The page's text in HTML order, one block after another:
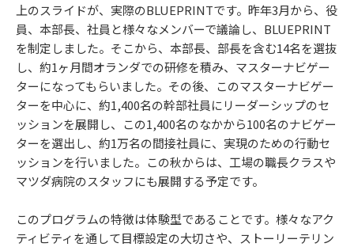
上のスライドが、実際のBLUEPRINTです。昨年3月から、役
員、本部長、社員と様々なメンバーで議論し、BLUEPRINT
を制定しました。そこから、本部長、部長を含む14名を選抜
し、約1ヶ月間オランダでの研修を積み、マスターナビゲー
ターになってもらいました。その後、このマスターナビゲー
ターを中心に、約1,400名の幹部社員にリーダーシップのセ
ッションを展開し、この1,400名のなかから100名のナビゲー
ターを選出し、約1万名の間接社員に、実現のための行動セ
ッションを行いました。この秋からは、工場の職長クラスや
マツダ病院のスタッフにも展開する予定です。
このプログラムの特徴は体験型であることです。様々なアク
ティビティを通して目標設定の大切さや、ストーリーテリン